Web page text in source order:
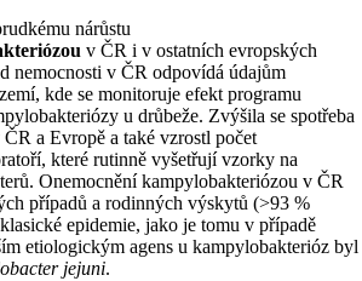
nárůstu
v ČR i v ostatních evropských
nemocnosti v ČR odpovídá údajům
kde se monitoruje efekt programu
u drůbeže. Zvýšila se spotřeba
a Evropě a také vzrostl počet
které rutinně vyšetřují vzorky na
Onemocnění kampylobakteriózou v ČR
případů a rodinných výskytů (>93 %
epidemie, jako je tomu v případě
etiologickým agens u kampylobakterióz byl
jejuni.